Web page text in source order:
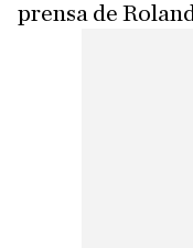
prensa de